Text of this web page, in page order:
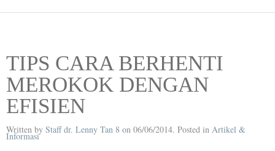
TIPS CARA BERHENTI
MEROKOK DENGAN
EFISIEN
Written by Staff dr. Lenny Tan 8 on 06/06/2014. Posted in Artikel &
Informasi